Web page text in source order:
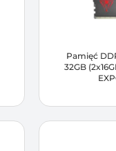
Pamięć
32GB